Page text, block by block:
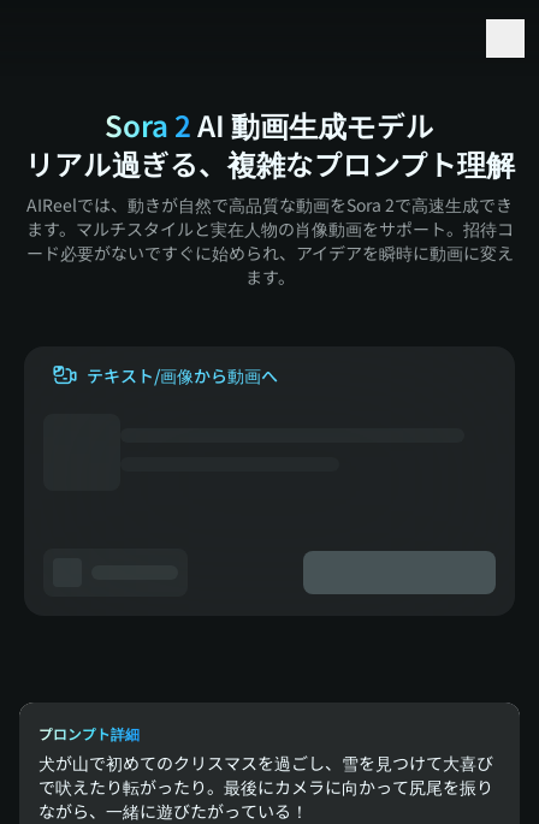
Sora 2AI 動画生成モデル
リアル過ぎる、複雑なプロンプト理解
AIReelでは、動きが自然で高品質な動画をSora 2で高速生成でき
ます。マルチスタイルと実在人物の肖像動画をサポート。招待コ
ード必要がないですぐに始められ、アイデアを瞬時に動画に変え
ます。
テキスト/画像から動画へ
プロンプト詳細
犬が山で初めてのクリスマスを過ごし、雪を見つけて大喜び
で吠えたり転がったり。最後にカメラに向かって尻尾を振り
ながら、一緒に遊びたがっている！